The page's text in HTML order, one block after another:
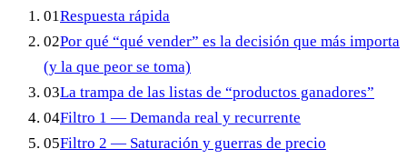
01Respuesta rápida
02Por qué “qué vender” es la decisión que más importa
(y la que peor se toma)
03La trampa de las listas de “productos ganadores”
04Filtro 1 — Demanda real y recurrente
05Filtro 2 — Saturación y guerras de precio